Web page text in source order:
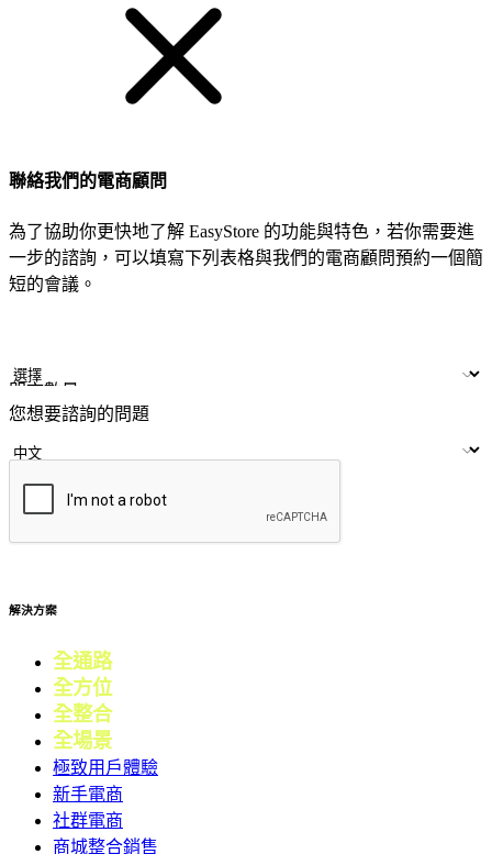
聯絡我們的電商顧問
為了協助你更快地了解 EasyStore 的功能與特色，若你需要進
一步的諮詢，可以填寫下列表格與我們的電商顧問預約一個簡
短的會議。
LINE ID
門市數量
您想要諮詢的問題
解決方案
全通路電商
全方位
全整合行銷
全場景
極致用戶體驗
新手電商
社群電商
商城整合銷售